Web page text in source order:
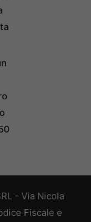
- Via Nicola
Fiscale e